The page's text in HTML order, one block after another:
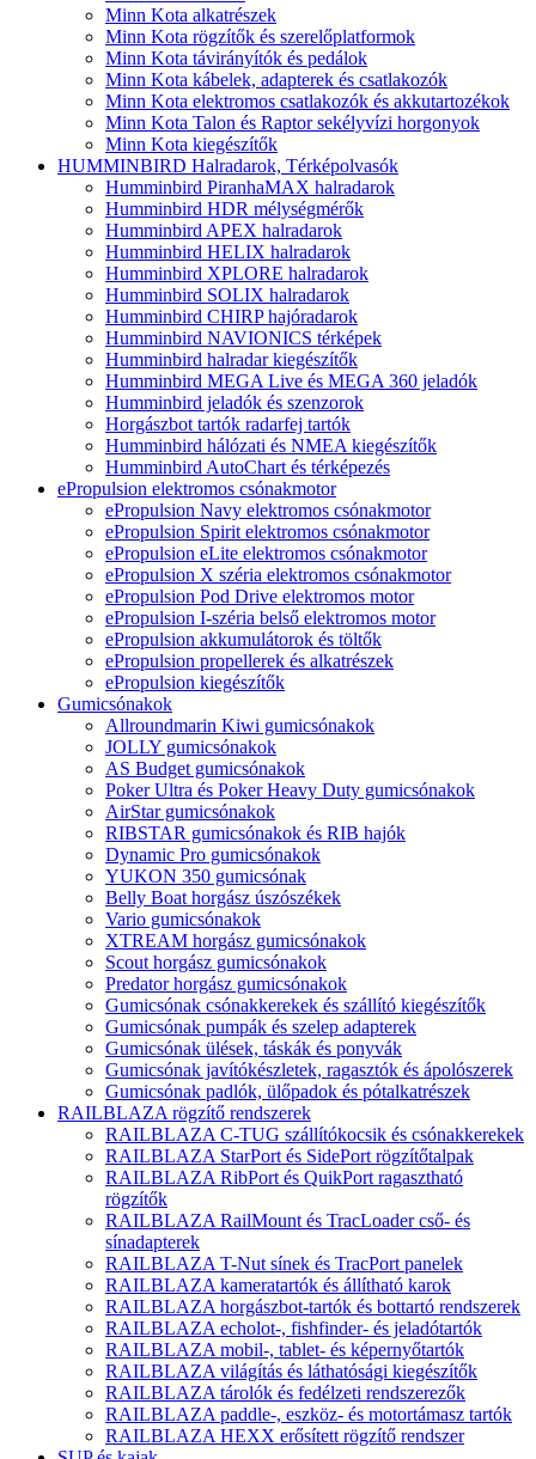
Minn Kota alkatrészek
Minn Kota rögzítők és szerelőplatformok
Minn Kota távirányítók és pedálok
Minn Kota kábelek, adapterek és csatlakozók
Minn Kota elektromos csatlakozók és akkutartozékok
Minn Kota Talon és Raptor sekélyvízi horgonyok
Minn Kota kiegészítők
HUMMINBIRD Halradarok, Térképolvasók
Humminbird PiranhaMAX halradarok
Humminbird HDR mélységmérők
Humminbird APEX halradarok
Humminbird HELIX halradarok
Humminbird XPLORE halradarok
Humminbird SOLIX halradarok
Humminbird CHIRP hajóradarok
Humminbird NAVIONICS térképek
Humminbird halradar kiegészítők
Humminbird MEGA Live és MEGA 360 jeladók
Humminbird jeladók és szenzorok
Horgászbot tartók radarfej tartók
Humminbird hálózati és NMEA kiegészítők
Humminbird AutoChart és térképezés
ePropulsion elektromos csónakmotor
ePropulsion Navy elektromos csónakmotor
ePropulsion Spirit elektromos csónakmotor
ePropulsion eLite elektromos csónakmotor
ePropulsion X széria elektromos csónakmotor
ePropulsion Pod Drive elektromos motor
ePropulsion I-széria belső elektromos motor
ePropulsion akkumulátorok és töltők
ePropulsion propellerek és alkatrészek
ePropulsion kiegészítők
Gumicsónakok
Allroundmarin Kiwi gumicsónakok
JOLLY gumicsónakok
AS Budget gumicsónakok
Poker Ultra és Poker Heavy Duty gumicsónakok
AirStar gumicsónakok
RIBSTAR gumicsónakok és RIB hajók
Dynamic Pro gumicsónakok
YUKON 350 gumicsónak
Belly Boat horgász úszószékek
Vario gumicsónakok
XTREAM horgász gumicsónakok
Scout horgász gumicsónakok
Predator horgász gumicsónakok
Gumicsónak csónakkerekek és szállító kiegészítők
Gumicsónak pumpák és szelep adapterek
Gumicsónak ülések, táskák és ponyvák
Gumicsónak javítókészletek, ragasztók és ápolószerek
Gumicsónak padlók, ülőpadok és pótalkatrészek
RAILBLAZA rögzítő rendszerek
RAILBLAZA C-TUG szállítókocsik és csónakkerekek
RAILBLAZA StarPort és SidePort rögzítőtalpak
RAILBLAZA RibPort és QuikPort ragasztható
rögzítők
RAILBLAZA RailMount és TracLoader cső- és
sínadapterek
RAILBLAZA T-Nut sínek és TracPort panelek
RAILBLAZA kameratartók és állítható karok
RAILBLAZA horgászbot-tartók és bottartó rendszerek
RAILBLAZA echolot-, fishfinder- és jeladótartók
RAILBLAZA mobil-, tablet- és képernyőtartók
RAILBLAZA világítás és láthatósági kiegészítők
RAILBLAZA tárolók és fedélzeti rendszerezők
RAILBLAZA paddle-, eszköz- és motortámasz tartók
RAILBLAZA HEXX erősített rögzítő rendszer